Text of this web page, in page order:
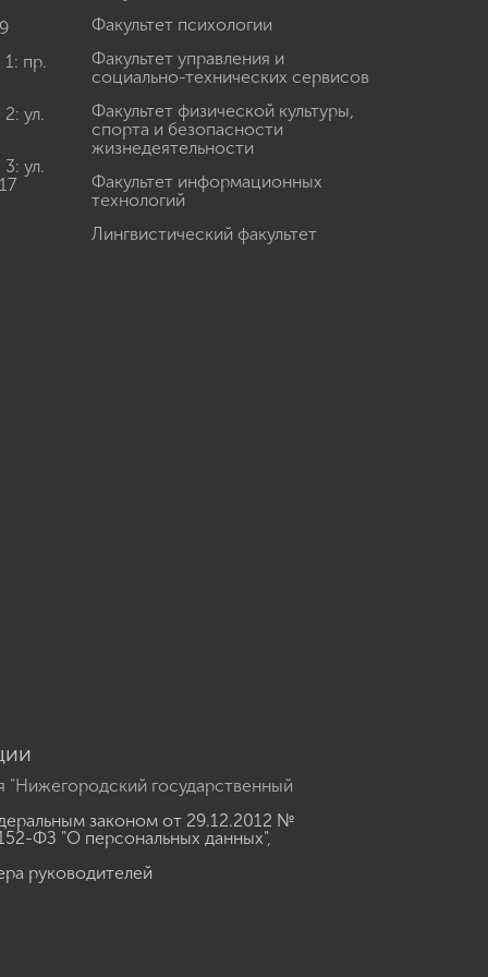
пр.
ул.
ул.
Факультет психологии
Факультет управления и
социально-технических сервисов
Факультет физической культуры,
спорта и безопасности
жизнедеятельности
Факультет информационных
технологий
Лингвистический факультет
государственный
законом от 29.12.2012 №
ФЗ "О персональных данных",
руководителей